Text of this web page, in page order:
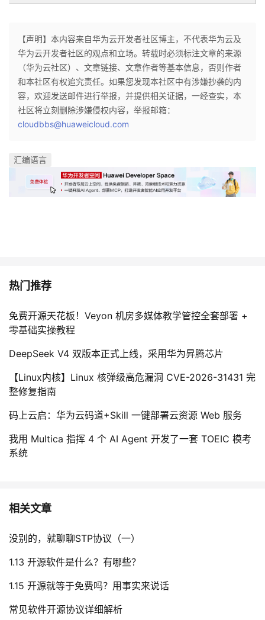
【声明】本内容来自华为云开发者社区博主，不代表华为云及
华为云开发者社区的观点和立场。转载时必须标注文章的来源
（华为云社区）、文章链接、文章作者等基本信息，否则作者
和本社区有权追究责任。如果您发现本社区中有涉嫌抄袭的内
容，欢迎发送邮件进行举报，并提供相关证据，一经查实，本
社区将立刻删除涉嫌侵权内容，举报邮箱：
cloudbbs@huaweicloud.com
汇编语言
热门推荐
免费开源天花板！Veyon 机房多媒体教学管控全套部署 +
零基础实操教程
DeepSeek V4 双版本正式上线，采用华为昇腾芯片
【Linux内核】Linux 核弹级高危漏洞 CVE-2026-31431 完
整修复指南
码上云启：华为云码道+Skill 一键部署云资源 Web 服务
我用 Multica 指挥 4 个 AI Agent 开发了一套 TOEIC 模考
系统
相关文章
没别的，就聊聊STP协议（一）
1.13 开源软件是什么？有哪些？
1.15 开源就等于免费吗？用事实来说话
常见软件开源协议详细解析